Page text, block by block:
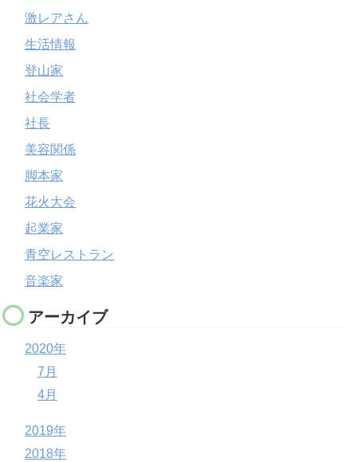
激レアさん
生活情報
登山家
社会学者
社長
美容関係
脚本家
花火大会
起業家
青空レストラン
音楽家
アーカイブ
2020年
7月
4月
2019年
2018年